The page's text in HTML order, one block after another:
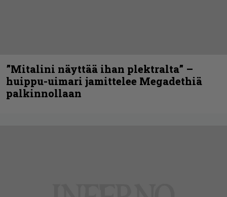
”Mitalini näyttää ihan plektralta” –
huippu-uimari jamittelee Megadethiä
palkinnollaan